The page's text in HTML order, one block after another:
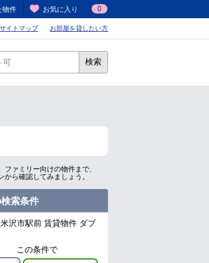
物件 お気に入り 0
サイトマップ お部屋を貸したい方
検索
ァミリー向けの物件まで、
ら確認してみましょう。
索条件
沢市駅前 賃貸物件 ダブ
この条件で